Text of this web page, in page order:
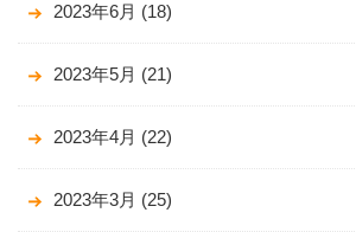
2023年6月 (18)
2023年5月 (21)
2023年4月 (22)
2023年3月 (25)